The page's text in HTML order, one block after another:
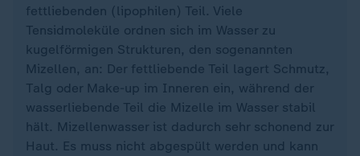
fettliebenden (lipophilen) Teil. Viele
Tensidmoleküle ordnen sich im Wasser zu
kugelförmigen Strukturen, den sogenannten
Mizellen, an: Der fettliebende Teil lagert Schmutz,
Talg oder Make-up im Inneren ein, während der
wasserliebende Teil die Mizelle im Wasser stabil
hält. Mizellenwasser ist dadurch sehr schonend zur
Haut. Es muss nicht abgespült werden und kann